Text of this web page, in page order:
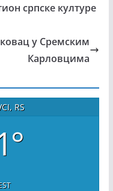
српске културе
у Сремским
Карловцима
RS